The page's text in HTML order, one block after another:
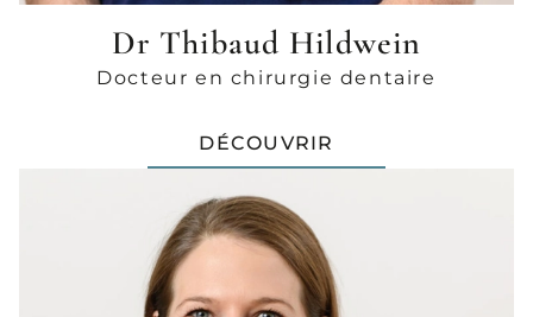
Dr Thibaud Hildwein
Docteur en chirurgie dentaire
DÉCOUVRIR